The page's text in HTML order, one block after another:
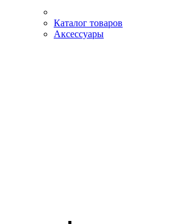
Каталог товаров
Аксессуары